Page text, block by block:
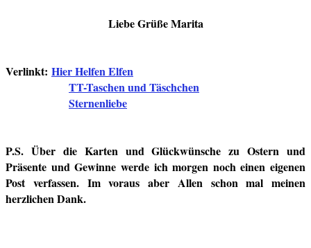
Liebe Grüße Marita
Verlinkt: Hier Helfen Elfen
TT-Taschen und Täschchen
Sternenliebe
P.S. Über die Karten und Glückwünsche zu Ostern und
Präsente und Gewinne werde ich morgen noch einen eigenen
Post verfassen. Im voraus aber Allen schon mal meinen
herzlichen Dank.